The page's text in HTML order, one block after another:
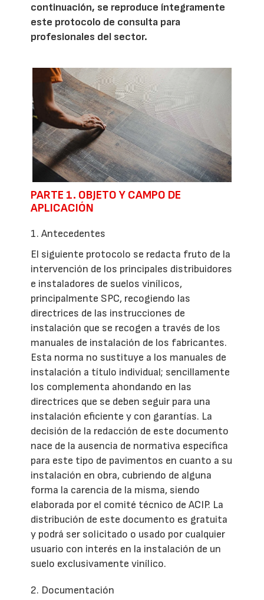
continuación, se reproduce íntegramente
este protocolo de consulta para
profesionales del sector.
PARTE 1. OBJETO Y CAMPO DE
APLICACIÓN
1. Antecedentes
El siguiente protocolo se redacta fruto de la
intervención de los principales distribuidores
e instaladores de suelos vinílicos,
principalmente SPC, recogiendo las
directrices de las instrucciones de
instalación que se recogen a través de los
manuales de instalación de los fabricantes.
Esta norma no sustituye a los manuales de
instalación a título individual; sencillamente
los complementa ahondando en las
directrices que se deben seguir para una
instalación eficiente y con garantías. La
decisión de la redacción de este documento
nace de la ausencia de normativa específica
para este tipo de pavimentos en cuanto a su
instalación en obra, cubriendo de alguna
forma la carencia de la misma, siendo
elaborada por el comité técnico de ACIP. La
distribución de este documento es gratuita
y podrá ser solicitado o usado por cualquier
usuario con interés en la instalación de un
suelo exclusivamente vinílico.
2. Documentación